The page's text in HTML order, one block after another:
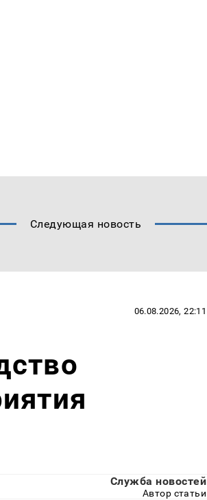
Следующая новость
06.08.2026, 22:11
Служба новостей
Автор статьи